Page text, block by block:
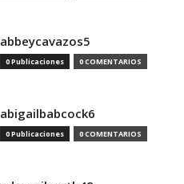
abbeycavazos5
0 Publicaciones 0 COMENTARIOS
abigailbabcock6
0 Publicaciones 0 COMENTARIOS